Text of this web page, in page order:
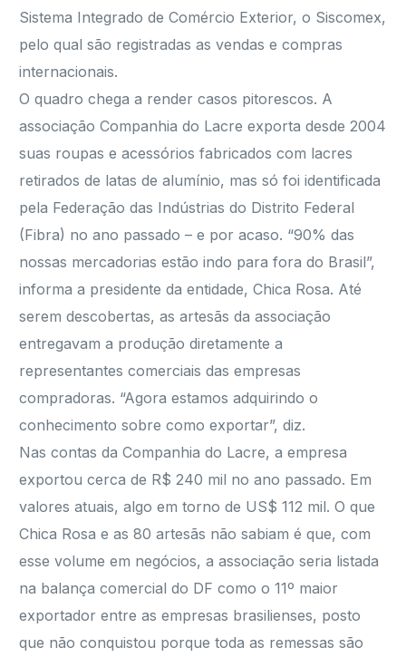
Sistema Integrado de Comércio Exterior, o Siscomex,
pelo qual são registradas as vendas e compras
internacionais.
O quadro chega a render casos pitorescos. A
associação Companhia do Lacre exporta desde 2004
suas roupas e acessórios fabricados com lacres
retirados de latas de alumínio, mas só foi identificada
pela Federação das Indústrias do Distrito Federal
(Fibra) no ano passado – e por acaso. “90% das
nossas mercadorias estão indo para fora do Brasil”,
informa a presidente da entidade, Chica Rosa. Até
serem descobertas, as artesãs da associação
entregavam a produção diretamente a
representantes comerciais das empresas
compradoras. “Agora estamos adquirindo o
conhecimento sobre como exportar”, diz.
Nas contas da Companhia do Lacre, a empresa
exportou cerca de R$ 240 mil no ano passado. Em
valores atuais, algo em torno de US$ 112 mil. O que
Chica Rosa e as 80 artesãs não sabiam é que, com
esse volume em negócios, a associação seria listada
na balança comercial do DF como o 11º maior
exportador entre as empresas brasilienses, posto
que não conquistou porque toda as remessas são